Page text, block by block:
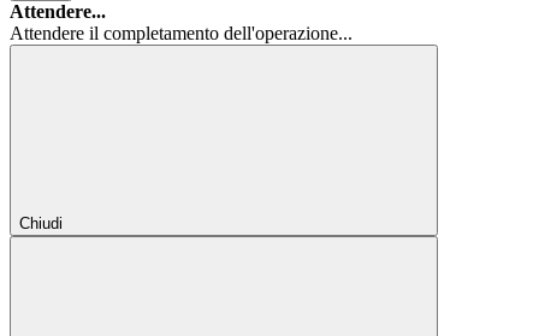
Attendere...
Attendere il completamento dell'operazione...
Chiudi